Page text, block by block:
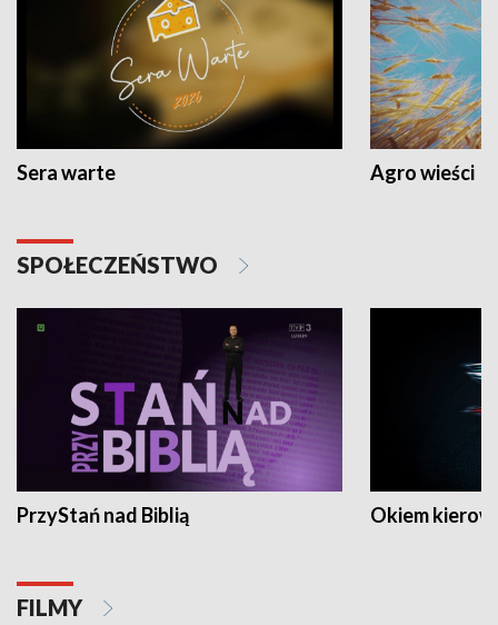
Sera warte Agro wieści
SPOŁECZEŃSTWO
PrzyStań nad Biblią Okiem
FILMY